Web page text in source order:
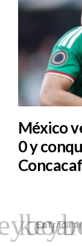
México
0 y
Concacaf
Entrada